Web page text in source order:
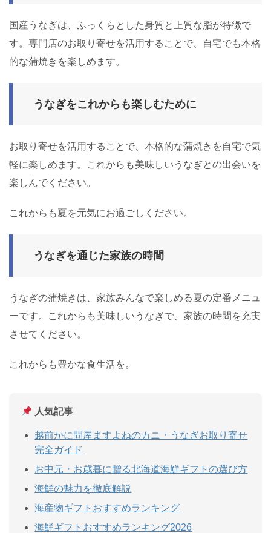
国産うなぎは、ふっくらとした身質と上質な脂が特徴で
す。専門店のお取り寄せを活用することで、自宅でも本格
的な蒲焼きを楽しめます。
うなぎをこれからも楽しむために
お取り寄せを活用することで、本格的な蒲焼きを自宅で気
軽に楽しめます。これからも美味しいうなぎとの出会いを
楽しんでください。
これからも夏を元気にお過ごしください。
うなぎを通じた家族の時間
うなぎの蒲焼きは、家族みんなで楽しめる夏の定番メニュ
ーです。これからも美味しいうなぎで、家族の時間を充実
させてください。
これからも豊かな食生活を。
人気記事
越前かに問屋ますよねのカニ・うなぎお取り寄せ
完全ガイド
お中元・お歳暮に贈る北海道海鮮ギフトの選び方
海鮮の魅力を徹底解説
海産物ギフトおすすめランキング
海鮮ギフトおすすめランキング2026